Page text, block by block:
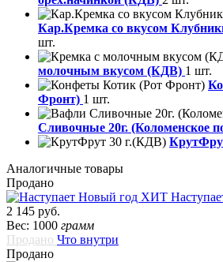
Кар.Кремка со вкусом
шт.
молочным вкусом (КДВ) 1 шт.
Фронт) 1 шт.
Сливочные 20г. (Коломенское
Аналогичные товары
Продано
2 145 руб.
Вес: 1000 грамм
Продано Что внутри
Продано